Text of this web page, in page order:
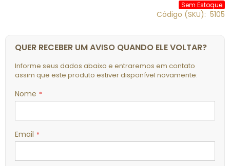
Sem Estoque
Código (SKU) 5105
QUER RECEBER UM AVISO QUANDO ELE VOLTAR?
Informe seus dados abaixo e entraremos em contato
assim que este produto estiver disponível novamente:
Nome
Email